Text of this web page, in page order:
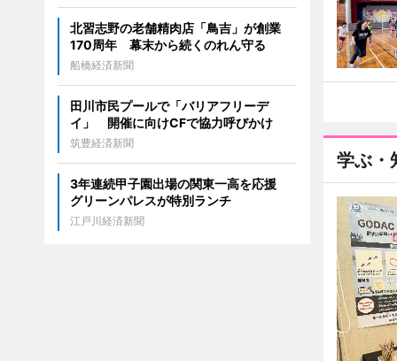
学ぶ・
北習志野の老舗精肉店「鳥吉」が創業
170周年 幕末から続くのれん守る
船橋経済新聞
田川市民プールで「バリアフリーデ
イ」 開催に向けCFで協力呼びかけ
筑豊経済新聞
3年連続甲子園出場の関東一高を応援
グリーンパレスが特別ランチ
江戸川経済新聞